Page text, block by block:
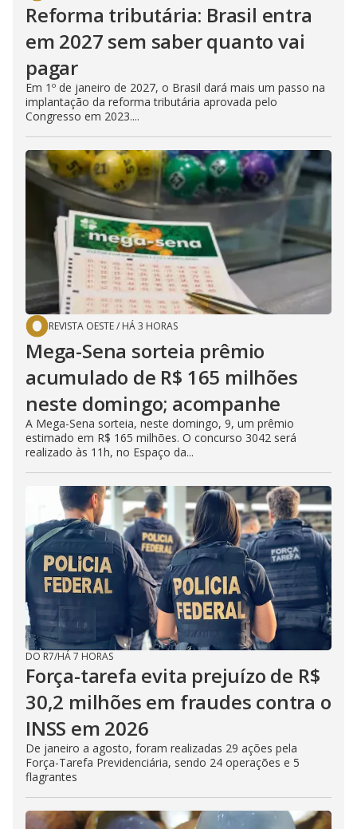
Reforma tributária: Brasil entra
em 2027 sem saber quanto vai
pagar
Em 1º de janeiro de 2027, o Brasil dará mais um passo na
implantação da reforma tributária aprovada pelo
Congresso em 2023....
REVISTA OESTE/ HÁ 3 HORAS
Mega-Sena sorteia prêmio
acumulado de R$ 165 milhões
neste domingo; acompanhe
A Mega-Sena sorteia, neste domingo, 9, um prêmio
estimado em R$ 165 milhões. O concurso 3042 será
realizado às 11h, no Espaço da...
DO R7/HÁ 7 HORAS
Força-tarefa evita prejuízo de R$
30,2 milhões em fraudes contra o
INSS em 2026
De janeiro a agosto, foram realizadas 29 ações pela
Força-Tarefa Previdenciária, sendo 24 operações e 5
flagrantes